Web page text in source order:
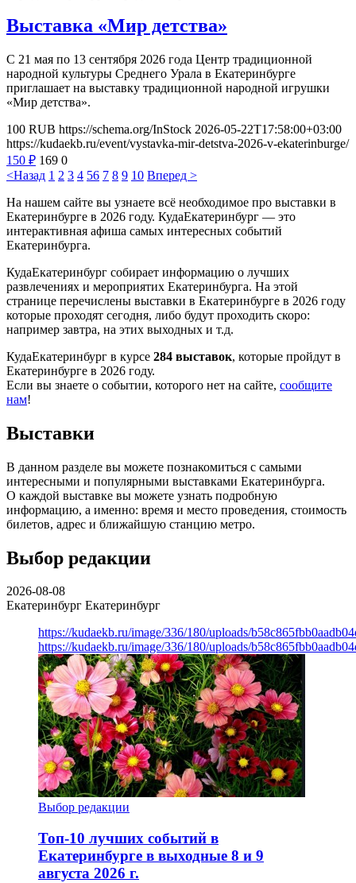
Выставка «Мир детства»
С 21 мая по 13 сентября 2026 года Центр традиционной
народной культуры Среднего Урала в Екатеринбурге
приглашает на выставку традиционной народной игрушки
«Мир детства».
100 RUB https://schema.org/InStock 2026-05-22T17:58:00+03:00
https://kudaekb.ru/event/vystavka-mir-detstva-2026-v-ekaterinburge/
150 ₽ 169 0
<Назад 1 2 3 4 56 7 8 9 10 Вперед >
На нашем сайте вы узнаете всё необходимое про выставки в
Екатеринбурге в 2026 году. КудаЕкатеринбург — это
интерактивная афиша самых интересных событий
Екатеринбурга.
КудаЕкатеринбург собирает информацию о лучших
развлечениях и мероприятих Екатеринбурга. На этой
странице перечислены выставки в Екатеринбурге в 2026 году
которые проходят сегодня, либо будут проходить скоро:
например завтра, на этих выходных и т.д.
КудаЕкатеринбург в курсе 284 выставок, которые пройдут в
Екатеринбурге в 2026 году.
Если вы знаете о событии, которого нет на сайте, сообщите
нам!
Выставки
В данном разделе вы можете познакомиться с самыми
интересными и популярными выставками Екатеринбурга.
О каждой выставке вы можете узнать подробную
информацию, а именно: время и место проведения, стоимость
билетов, адрес и ближайшую станцию метро.
Выбор редакции
2026-08-08
Екатеринбург Екатеринбург
https://kudaekb.ru/image/336/180/uploads/
https://kudaekb.ru/image/336/180/uploads/
Выбор редакции
Топ-10 лучших событий в
Екатеринбурге в выходные 8 и 9
августа 2026 г.